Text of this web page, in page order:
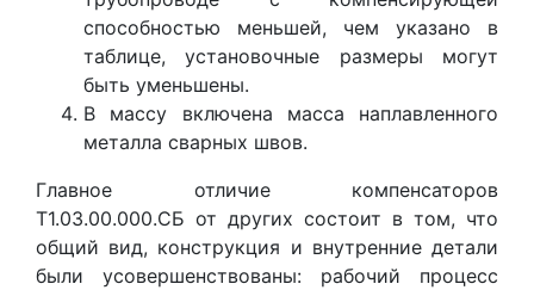
способностью меньшей, чем указано в
таблице, установочные размеры могут
быть уменьшены.
В массу включена масса наплавленного
металла сварных швов.
Главное отличие компенсаторов
Т1.03.00.000.СБ от других состоит в том, что
общий вид, конструкция и внутренние детали
были усовершенствованы: рабочий процесс